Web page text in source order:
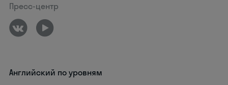
Пресс-центр
Английский по уровням